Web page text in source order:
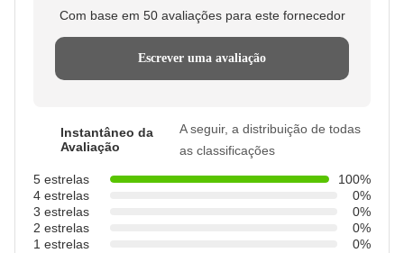
Com base em 50 avaliações para este fornecedor
Escrever uma avaliação
Instantâneo da
Avaliação
A seguir, a distribuição de todas
as classificações
5 estrelas
100%
4 estrelas
0%
3 estrelas
0%
2 estrelas
0%
1 estrelas
0%